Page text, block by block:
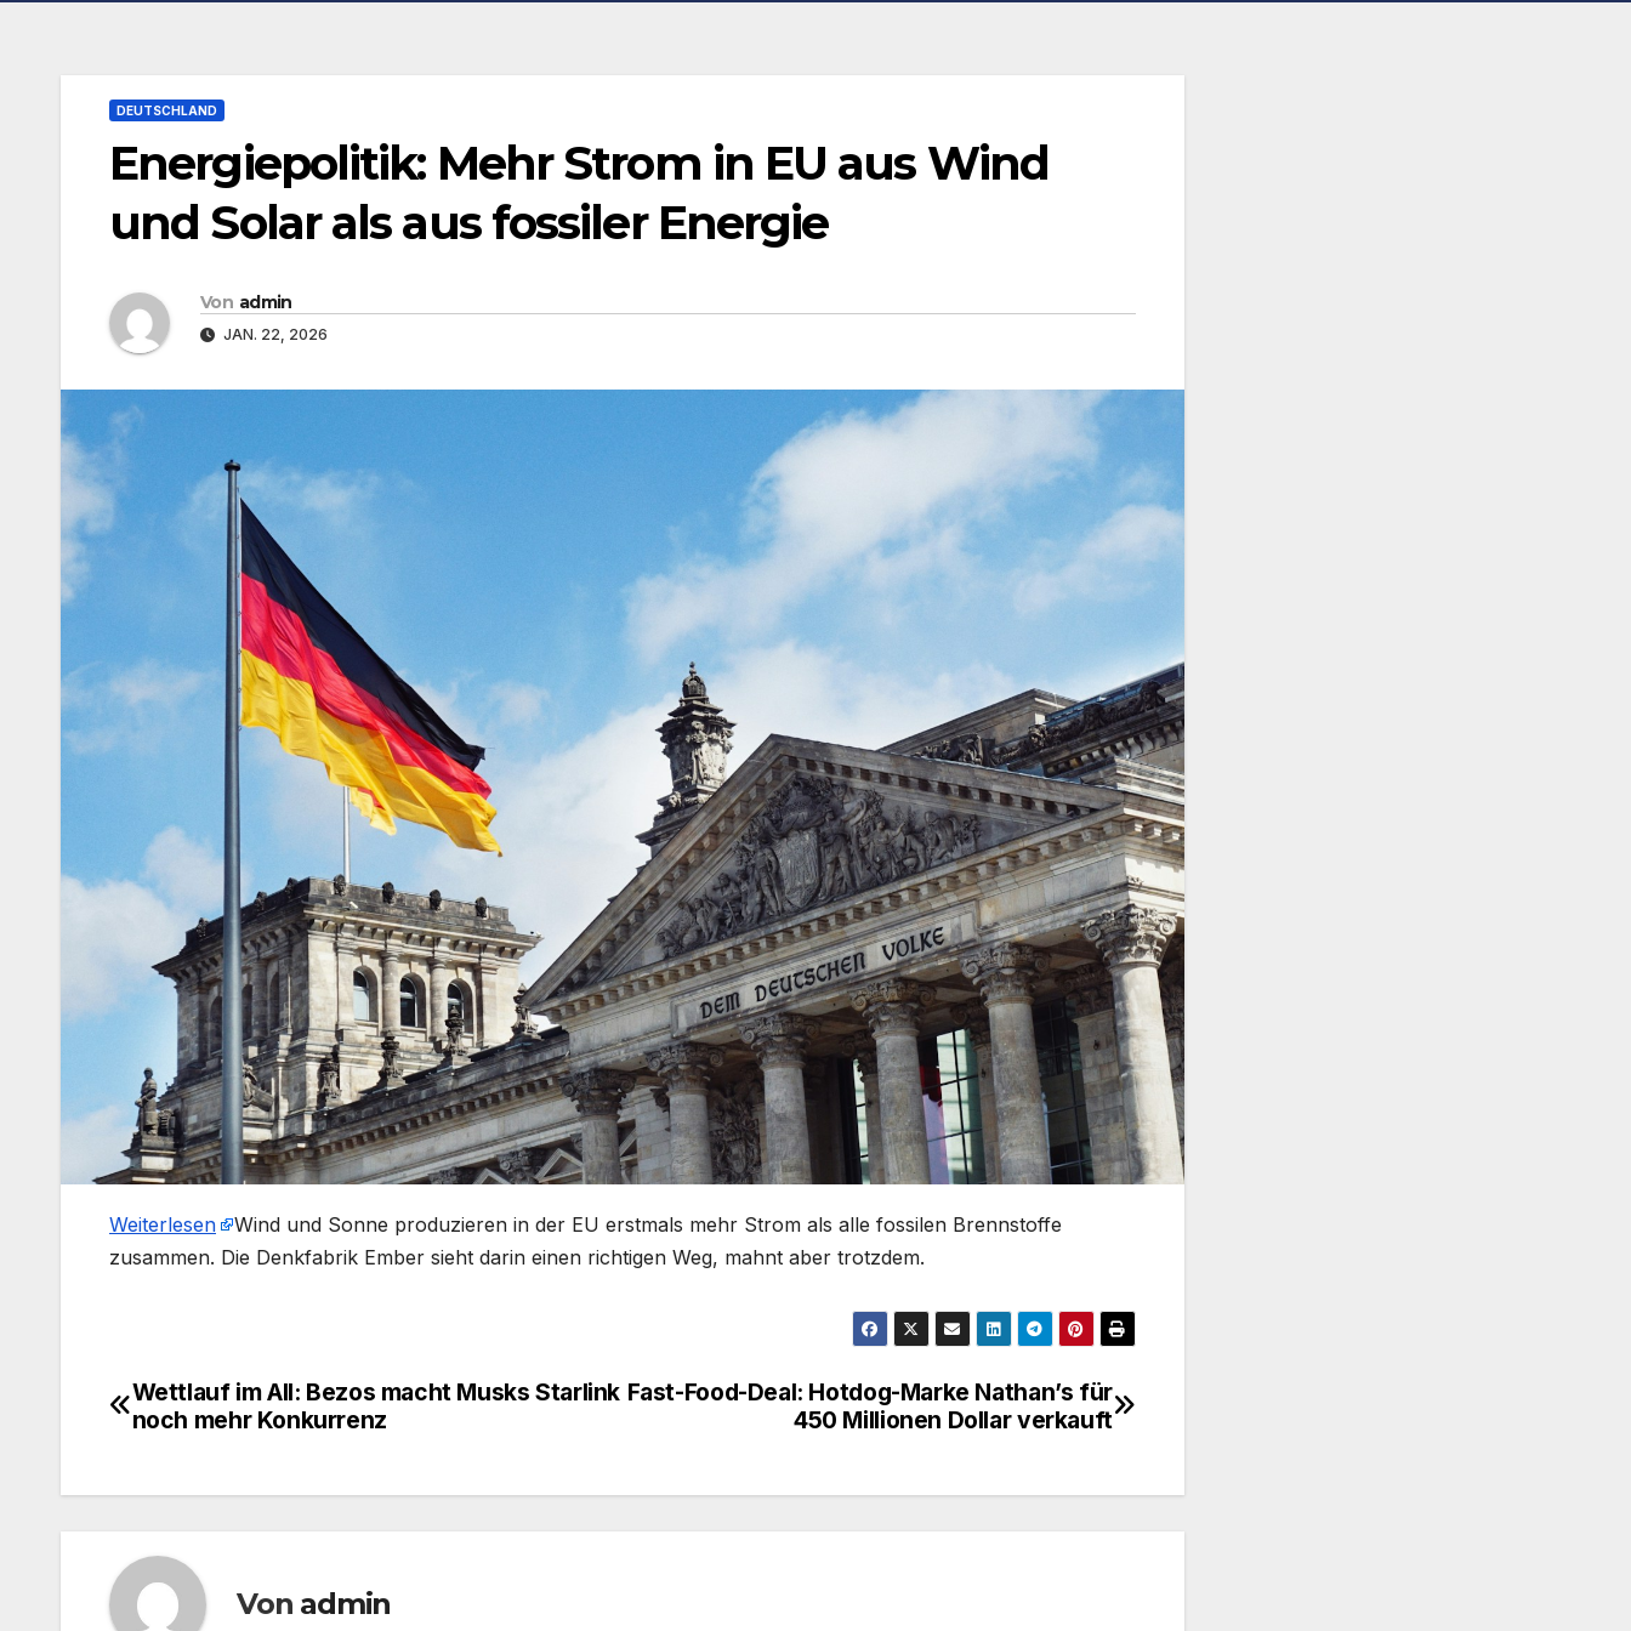
DEUTSCHLAND
Energiepolitik: Mehr Strom in EU aus Wind
und Solar als aus fossiler Energie
Von admin
JAN. 22, 2026
Weiterlesen
​Wind und Sonne produzieren in der EU erstmals mehr Strom als alle fossilen Brennstoffe
zusammen. Die Denkfabrik Ember sieht darin einen richtigen Weg, mahnt aber trotzdem.
Beitragsnavigation
Fast-Food-Deal: Hotdog-Marke Nathan’s für
450 Millionen Dollar verkauft
Wettlauf im All: Bezos macht Musks Starlink
noch mehr Konkurrenz
Von admin